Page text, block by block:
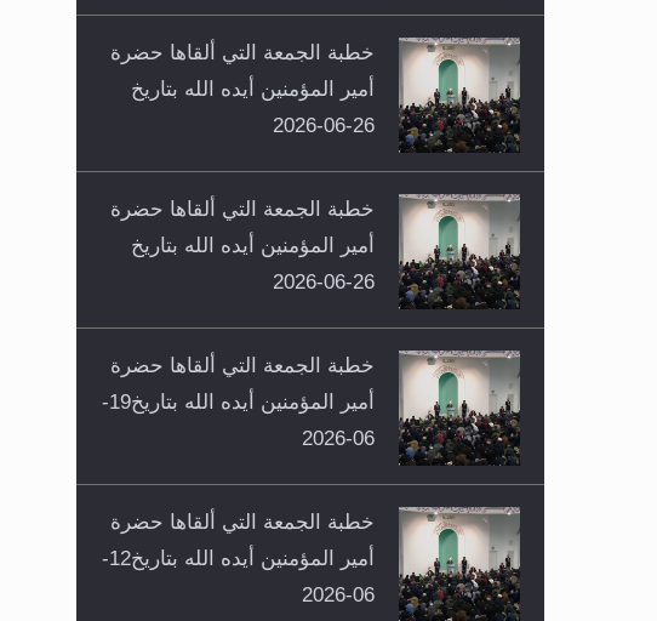
خطبة الجمعة التي ألقاها حضرة
أمير المؤمنين أيده الله بتاريخ
26-06-2026
خطبة الجمعة التي ألقاها حضرة
أمير المؤمنين أيده الله بتاريخ
26-06-2026
خطبة الجمعة التي ألقاها حضرة
أمير المؤمنين أيده الله بتاريخ19-
06-2026
خطبة الجمعة التي ألقاها حضرة
أمير المؤمنين أيده الله بتاريخ12-
06-2026